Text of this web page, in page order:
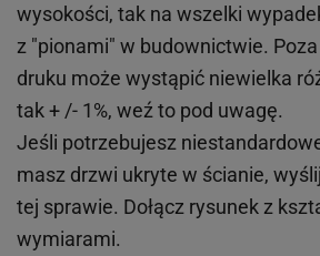
wysokości, tak na wszelki
z "pionami" w budownictwie.
druku może wystąpić niewielka
tak + /- 1%, weź to pod uwagę.
Jeśli potrzebujesz
masz drzwi ukryte w ścianie,
tej sprawie. Dołącz rysunek z
wymiarami.